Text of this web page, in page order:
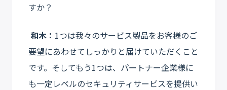
すか？
和木： 1つは我々のサービス製品をお客様のご
要望にあわせてしっかりと届けていただくこと
です。そしてもう1つは、パートナー企業様に
も一定レベルのセキュリティサービスを提供い